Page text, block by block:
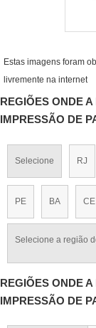
Estas imagens foram
livremente na internet
REGIÕES ONDE
IMPRESSÃO DE
Selecione RJ
PE BA CE
Selecione a região
REGIÕES ONDE
IMPRESSÃO DE